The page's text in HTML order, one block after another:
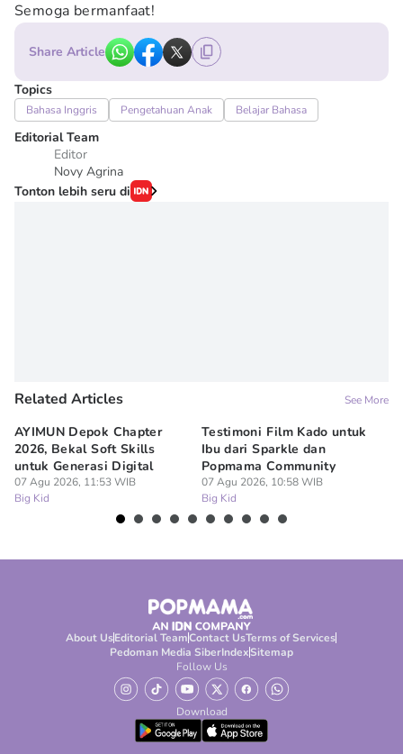
Semoga bermanfaat!
Share Article
Topics
Bahasa Inggris Pengetahuan Anak Belajar Bahasa
Editorial Team
Editor
Novy Agrina
Tonton lebih seru di
Related Articles See More
AYIMUN Depok Chapter
2026, Bekal Soft Skills
untuk Generasi Digital
07 Agu 2026, 11:53 WIB
Big Kid
Testimoni Film Kado untuk
Ibu dari Sparkle dan
Popmama Community
07 Agu 2026, 10:58 WIB
Big Kid
About UsEditorial TeamContact UsTerms of Services
Pedoman Media SiberIndexSitemap
Follow Us
Download